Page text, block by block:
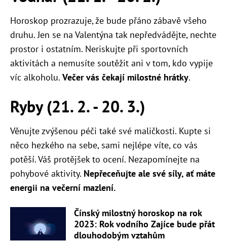
Horoskop prozrazuje, že bude přáno zábavě všeho
druhu. Jen se na Valentýna tak nepředvádějte, nechte
prostor i ostatním. Neriskujte při sportovních
aktivitách a nemusíte soutěžit ani v tom, kdo vypije
víc alkoholu. Večer vás čekají milostné hrátky.
Ryby (21. 2. - 20. 3.)
Věnujte zvýšenou péči také své maličkosti. Kupte si
něco hezkého na sebe, sami nejlépe víte, co vás
potěší. Váš protějšek to ocení. Nezapomínejte na
pohybové aktivity. Nepřeceňujte ale své síly, ať máte
energii na večerní mazlení.
Čínský milostný horoskop na rok
2023: Rok vodního Zajíce bude přát
dlouhodobým vztahům